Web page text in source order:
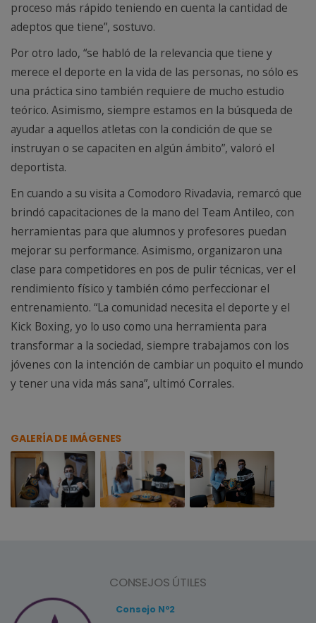
proceso más rápido teniendo en cuenta la cantidad de
adeptos que tiene”, sostuvo.
Por otro lado, “se habló de la relevancia que tiene y
merece el deporte en la vida de las personas, no sólo es
una práctica sino también requiere de mucho estudio
teórico. Asimismo, siempre estamos en la búsqueda de
ayudar a aquellos atletas con la condición de que se
instruyan o se capaciten en algún ámbito”, valoró el
deportista.
En cuando a su visita a Comodoro Rivadavia, remarcó que
brindó capacitaciones de la mano del Team Antileo, con
herramientas para que alumnos y profesores puedan
mejorar su performance. Asimismo, organizaron una
clase para competidores en pos de pulir técnicas, ver el
rendimiento físico y también cómo perfeccionar el
entrenamiento. “La comunidad necesita el deporte y el
Kick Boxing, yo lo uso como una herramienta para
transformar a la sociedad, siempre trabajamos con los
jóvenes con la intención de cambiar un poquito el mundo
y tener una vida más sana”, ultimó Corrales.
GALERÍA DE IMÁGENES
CONSEJOS ÚTILES
Consejo Nº2